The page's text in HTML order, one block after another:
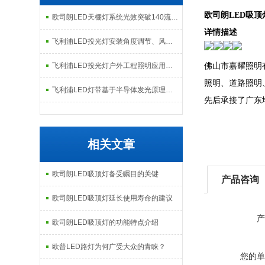
欧司朗LED天棚灯系统光效突破140流明每瓦：工业照明节能改造的核心指标解析
飞利浦LED投光灯安装角度调节、风载影响及现场调试注意事项
飞利浦LED投光灯户外工程照明应用场景与日常维护检修指南
飞利浦LED灯带基于半导体发光原理的构造与智能调控技术解析
相关文章
欧司朗LED吸顶灯备受瞩目的关键
欧司朗LED吸顶灯延长使用寿命的建议
欧司朗LED吸顶灯的功能特点介绍
欧普LED路灯为何广受大众的青睐？
欧司朗LED吸顶
详情描述
佛山市嘉耀照明
照明、道路照
先后承接了广
产品咨询
您的